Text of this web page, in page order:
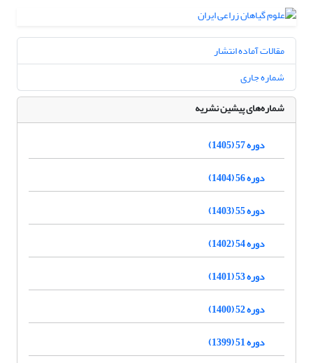
مقالات آماده انتشار
شماره جاری
شماره‌های پیشین نشریه
دوره 57 (1405)
دوره 56 (1404)
دوره 55 (1403)
دوره 54 (1402)
دوره 53 (1401)
دوره 52 (1400)
دوره 51 (1399)